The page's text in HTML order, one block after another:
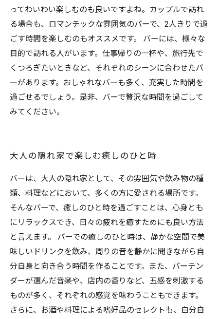
ってわいわい楽しむのも良いですよね。カップルで訪れ
る場合も、ロマンチックな雰囲気のバーで、2人きりで過
ごす時間を楽しむのもオススメです。 バーには、様々な
目的で訪れる人がいます。仕事帰りの一杯や、旅行先で
くつろぎたいときなど、それぞれのシーンに合わせたバ
ーがあります。おしゃれなバーも多く、充実した時間を
過ごせるでしょう。是非、バーで贅沢な時間を過ごして
みてください。
大人の隠れ家で楽しむ癒しのひと時
バーは、大人の隠れ家として、その雰囲気や飲み物の種
類、料理などにおいて、多くの方に愛される場所です。
そんなバーで、癒しのひと時を過ごすことは、心身とも
にリラックスでき、日々の疲れを癒すためにも良い方法
と言えます。 バーでの癒しのひと時は、静かな空間で美
味しいドリンクを飲み、周りの音を静かに聞きながら自
分自身と向き合う時間を作ることです。また、バーテン
ダーが選んだ音楽や、店内の香りなど、五感を刺激する
ものが多く、それぞれの感覚を味わうこともできます。
さらに、お酒や料理による嗜好品のセレクトも、自分自